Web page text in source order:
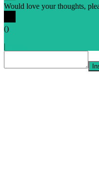
Would love your thoughts,
()